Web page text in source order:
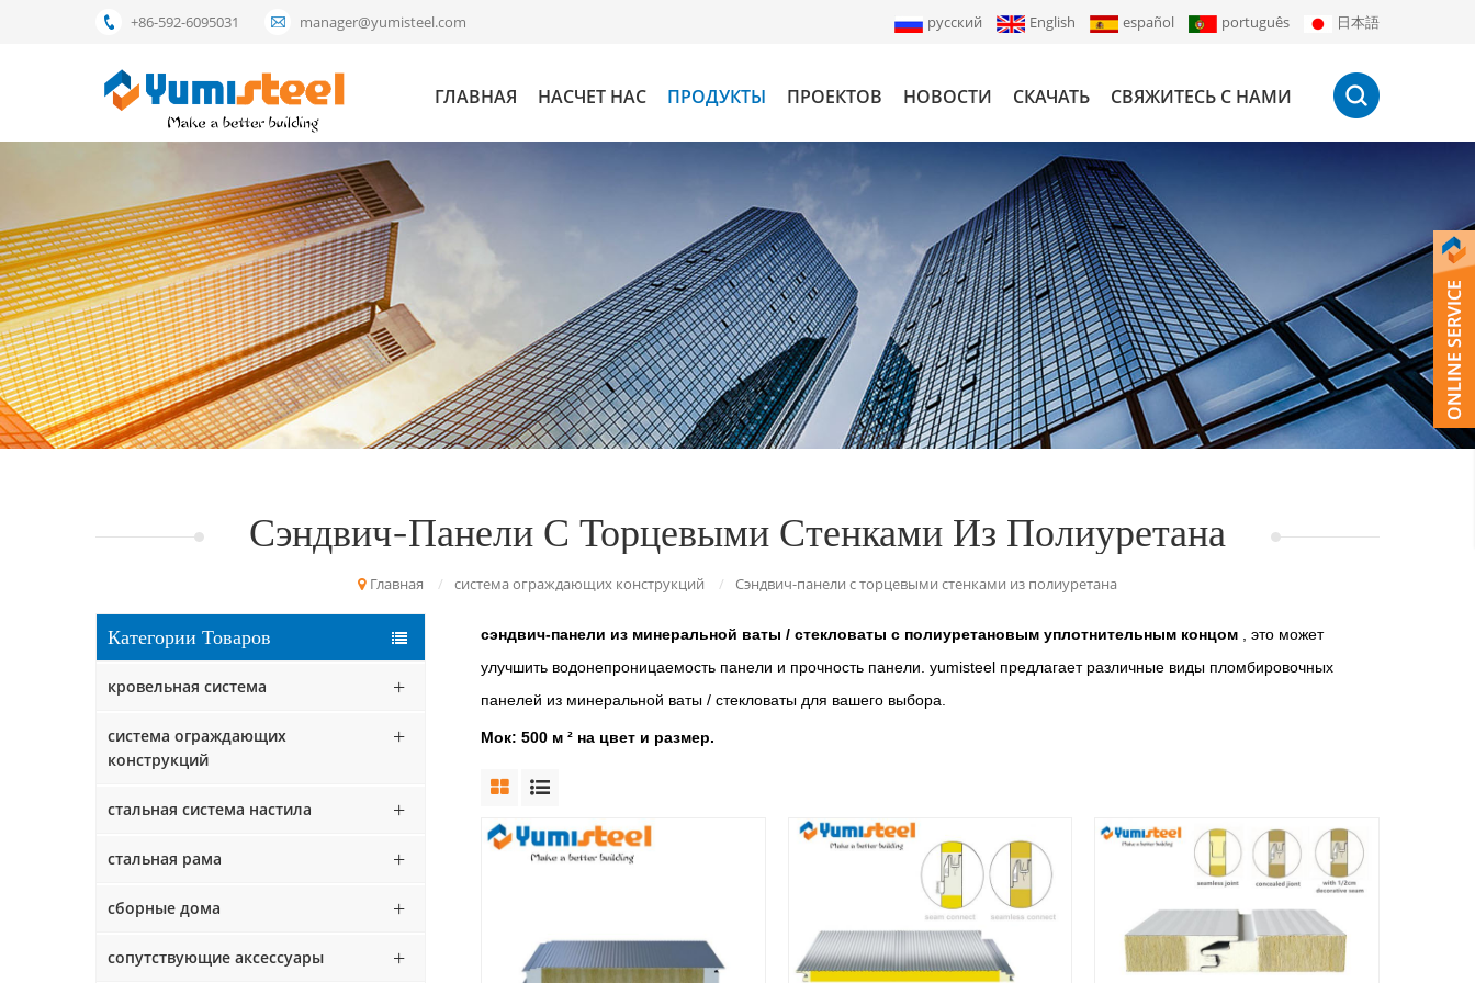
+86-592-6095031 manager@yumisteel.com русский English español português 日本語
ГЛАВНАЯ НАСЧЕТ НАС ПРОДУКТЫ ПРОЕКТОВ НОВОСТИ СКАЧАТЬ СВЯЖИТЕСЬ С НАМИ
Сэндвич-Панели С Торцевыми Стенками Из Полиуретана
Главная / система ограждающих конструкций / Сэндвич-панели с торцевыми стенками из полиуретана
Категории Товаров
кровельная система
система ограждающих
конструкций
стальная система настила
стальная рама
сборные дома
сопутствующие аксессуары
сэндвич-панели из минеральной ваты / стекловаты с полиуретановым уплотнительным концом , это может
улучшить водонепроницаемость панели и прочность панели. yumisteel предлагает различные виды пломбировочных
панелей из минеральной ваты / стекловаты для вашего выбора.
Мок: 500 м ² на цвет и размер.